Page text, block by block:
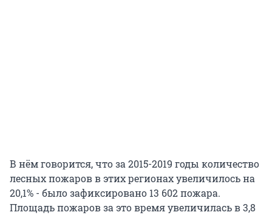
В нём говорится, что за 2015-2019 годы количество
лесных пожаров в этих регионах увеличилось на
20,1% - было зафиксировано 13 602 пожара.
Площадь пожаров за это время увеличилась в 3,8